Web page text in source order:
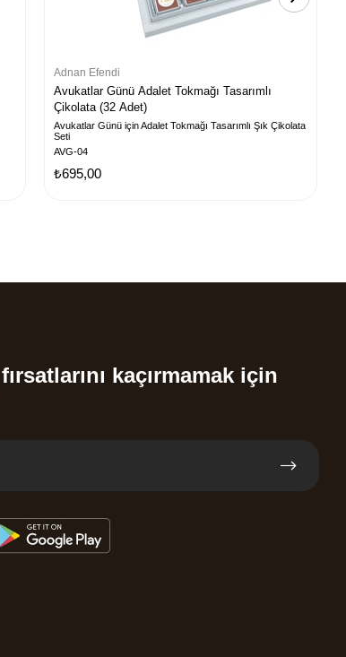
Adnan Efendi
Avukatlar Günü Adalet Tokmağı Tasarımlı
Çikolata (32 Adet)
Avukatlar Günü için Adalet Tokmağı Tasarımlı Şık Çikolata
Seti
AVG-04
₺695,00
kaçırmamak için